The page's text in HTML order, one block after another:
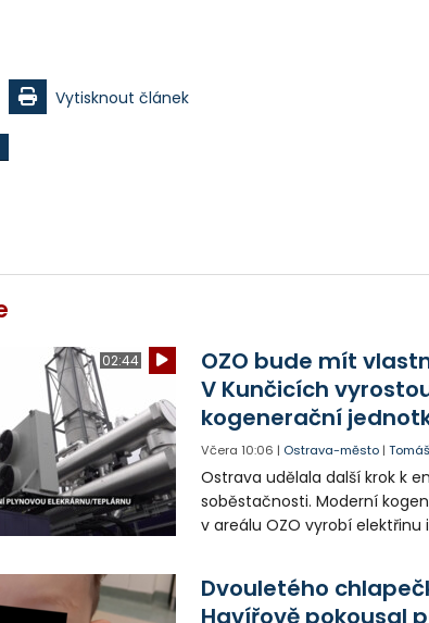
Vytisknout článek
02:44
OZO bude mít
V Kunčicích
kogenerační
Včera 10:06 | Ostrava-město |
Ostrava udělala další krok k
soběstačnosti. Moderní
v areálu OZO vyrobí elektřinu
Dvouletého
Havířově pokousal